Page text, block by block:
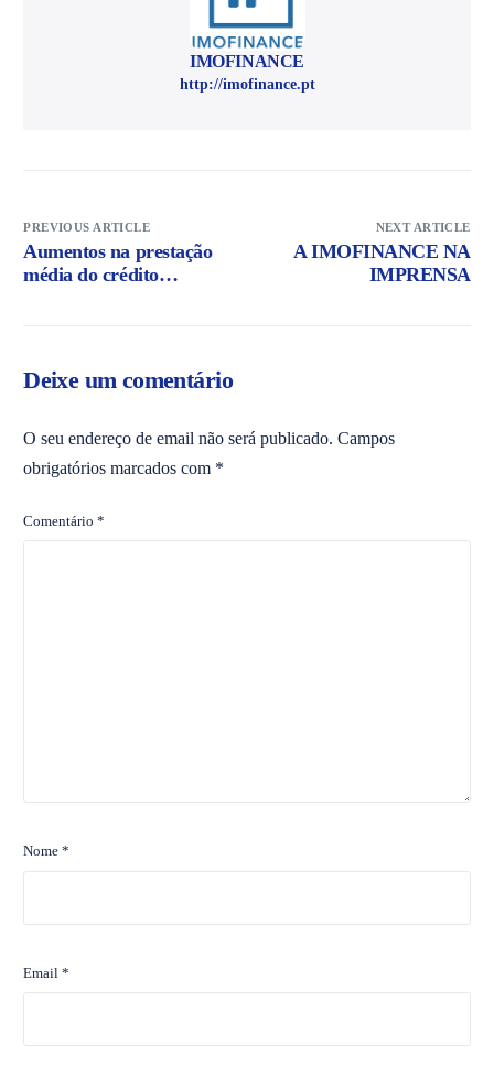
IMOFINANCE
http://imofinance.pt
PREVIOUS ARTICLE
Aumentos na prestação
média do crédito
NEXT ARTICLE
A IMOFINANCE NA
IMPRENSA
Deixe um comentário
O seu endereço de email não será publicado. Campos
obrigatórios marcados com *
Comentário*
Nome*
Email*